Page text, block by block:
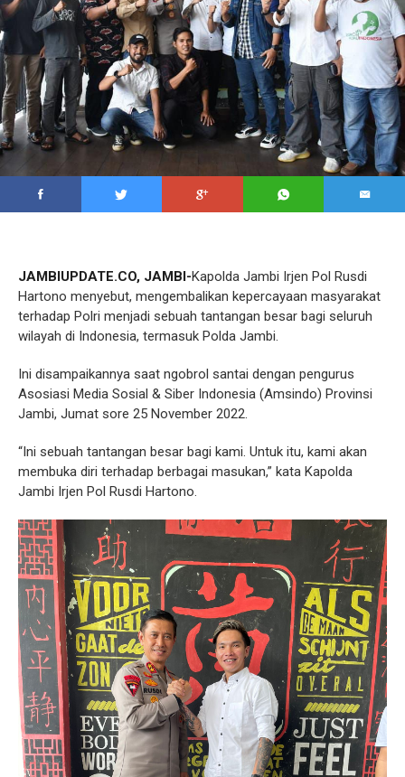
JAMBIUPDATE.CO, JAMBI-Kapolda Jambi Irjen Pol Rusdi
Hartono menyebut, mengembalikan kepercayaan masyarakat
terhadap Polri menjadi sebuah tantangan besar bagi seluruh
wilayah di Indonesia, termasuk Polda Jambi.
Ini disampaikannya saat ngobrol santai dengan pengurus
Asosiasi Media Sosial & Siber Indonesia (Amsindo) Provinsi
Jambi, Jumat sore 25 November 2022.
“Ini sebuah tantangan besar bagi kami. Untuk itu, kami akan
membuka diri terhadap berbagai masukan,” kata Kapolda
Jambi Irjen Pol Rusdi Hartono.